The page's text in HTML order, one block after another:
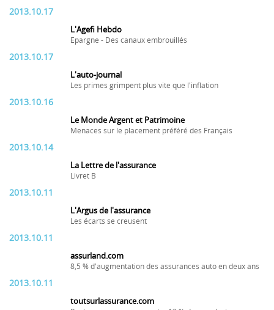
2013.10.17
L'Agefi Hebdo
Epargne - Des canaux embrouillés
2013.10.17
L'auto-journal
Les primes grimpent plus vite que l'inflation
2013.10.16
Le Monde Argent et Patrimoine
Menaces sur le placement préféré des Français
2013.10.14
La Lettre de l'assurance
Livret B
2013.10.11
L'Argus de l'assurance
Les écarts se creusent
2013.10.11
assurland.com
8,5 % d'augmentation des assurances auto en deux ans
2013.10.11
toutsurlassurance.com